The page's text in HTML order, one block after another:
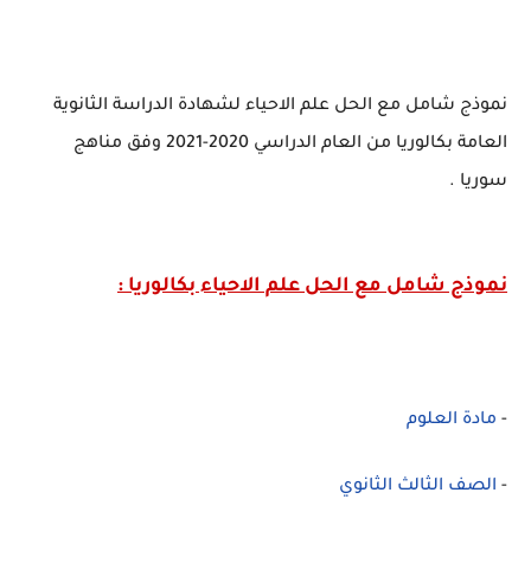
نموذج شامل مع الحل علم الاحياء لشهادة الدراسة الثانوية
العامة بكالوريا من العام الدراسي 2020-2021 وفق مناهج
سوريا .
نموذج شامل مع الحل علم الاحياء بكالوريا :
- مادة العلوم
- الصف الثالث الثانوي